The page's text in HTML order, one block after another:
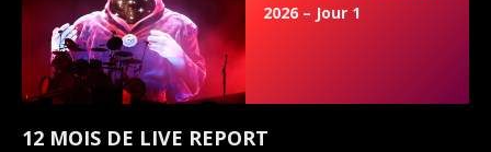
2026 – Jour 1
12 MOIS DE LIVE REPORT